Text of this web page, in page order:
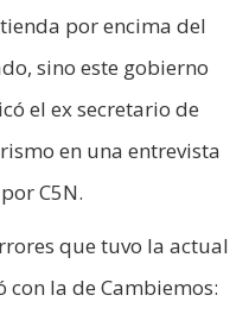
por encima del
sino este gobierno
el ex secretario de
en una entrevista
C5N.
que tuvo la actual
la de Cambiemos: